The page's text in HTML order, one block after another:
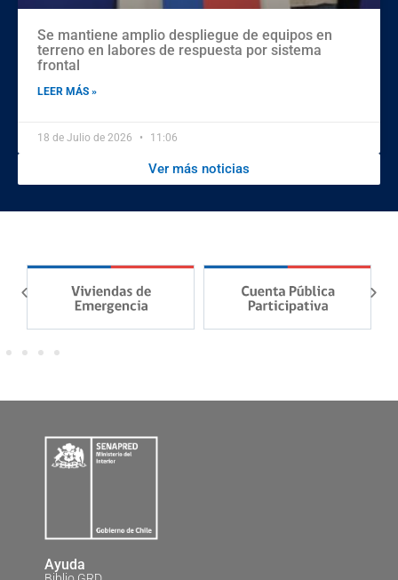
Se mantiene amplio despliegue de equipos en
terreno en labores de respuesta por sistema
frontal
LEER MÁS »
18 de Julio de 2026 11:06
Ver más noticias
Ayuda